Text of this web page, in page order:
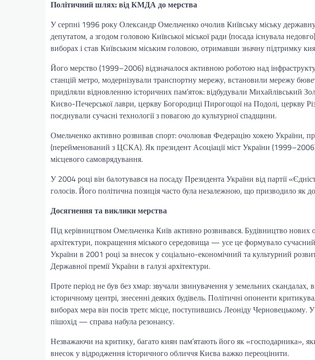
Політичний шлях: від КМДА до мерства
У серпні 1996 року Олександр Омельченко очолив Київську міську
депутатом, а згодом головою Київської міської ради (посада існувала
виборах і став Київським міським головою, отримавши значну підтримку
Його мерство (1999–2006) відзначалося активною роботою над
станцій метро, модернізували транспортну мережу, встановили мережу
приділяли відновленню історичних пам’яток: відбудували Михайлівський
Києво-Печерської лаври, церкву Богородиці Пирогощої на Подолі, церкву
поєднували сучасні технології з повагою до культурної спадщини.
Омельченко активно розвивав спорт: очолював Федерацію хокею України,
(перейменований з ЦСКА). Як президент Асоціації міст України
місцевого самоврядування.
У 2004 році він балотувався на посаду Президента України від партії
голосів. Його політична позиція часто була незалежною, що призводило як
Досягнення та виклики мерства
Під керівництвом Омельченка Київ активно розвивався. Будівництво нових
архітектури, покращення міського середовища — усе це формувало
України в 2001 році за внесок у соціально-економічний та культурний
Державної премії України в галузі архітектури.
Проте період не був без хмар: звучали звинувачення у земельних скандалах,
історичному центрі, знесенні деяких будівель. Політичні опоненти
виборах мера він посів третє місце, поступившись Леоніду Черновецькому.
пішохід — справа набула резонансу.
Незважаючи на критику, багато киян пам’ятають його як «господарника»,
внесок у відродження історичного обличчя Києва важко переоцінити.